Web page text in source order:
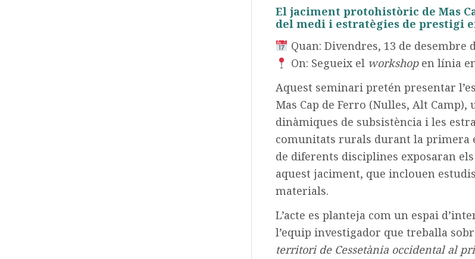
El jaciment protohistòric de Mas
del medi i estratègies de prestigi
Quan: Divendres, 13 de desembre
On: Segueix el workshopen línia
Aquest seminari pretén presentar
Mas Cap de Ferro (Nulles, Alt
dinàmiques de subsistència i les
comunitats rurals durant la primera
de diferents disciplines exposaran
aquest jaciment, que inclouen
materials.
L’acte es planteja com un espai
l’equip investigador que treballa
territori de Cessetània occidental al